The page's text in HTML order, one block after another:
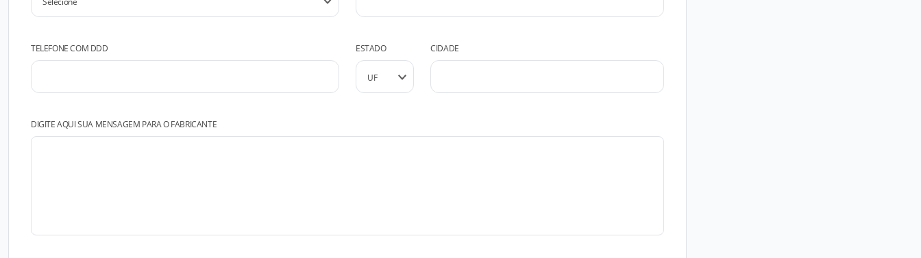
TELEFONE COM DDD ESTADO CIDADE
DIGITE AQUI SUA MENSAGEM PARA O FABRICANTE